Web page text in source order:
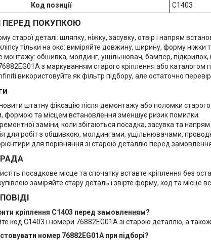
Код позиції
C1403
ПЕРЕД ПОКУПКОЮ
старої деталі: шляпку, ніжку, засувку, отвір і напрям
тільки на око: виміряйте довжину, ширину, форму ніжки
монтажу: обшивка, молдинг, ущільнювач, бампер,
з маркуванням старого кріплення або каталогом
використовуйте як фільтр підбору, але остаточно
штатну фіксацію після демонтажу або поломки старого
формою та місцем встановлення зменшує ризик помилки.
заміни, коли збігаються посадка, засувка та
для робіт з обшивкою, молдингами, ущільнювачами,
для порівняння зі старою деталлю перед
посадкове місце та спочатку вставте кріплення без
заміряйте стару деталь і звірте форму, код та місце
кріплення C1403 перед замовленням?
код C1403 і номери 76882EG01A зі старою деталлю, а
номер 76882EG01A при підборі?